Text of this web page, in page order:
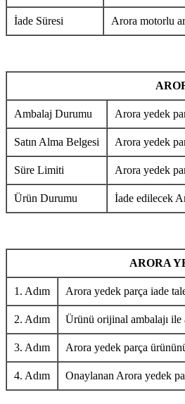
İade Süresi Arora motorlu
Ambalaj Durumu Arora yedek
Satın Alma Belgesi Arora yedek
Süre Limiti Arora yedek
Ürün Durumu İade edilecek
ARORA
1. Adım Arora yedek parça iade
2. Adım Ürünü orijinal ambalajı ile
3. Adım Arora yedek parça
4. Adım Onaylanan Arora yedek